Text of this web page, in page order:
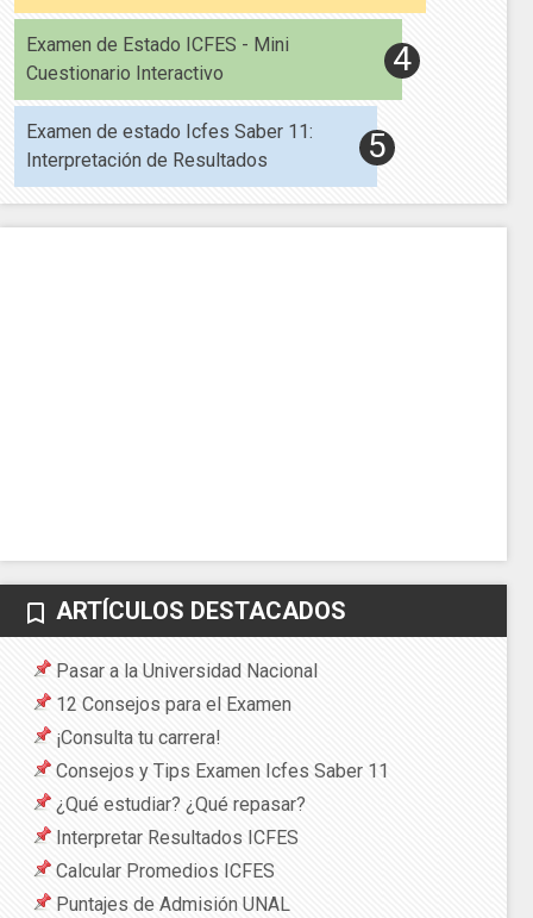
Examen de Estado ICFES - Mini
Cuestionario Interactivo
Examen de estado Icfes Saber 11:
Interpretación de Resultados
bookmark_border ARTÍCULOS DESTACADOS
Pasar a la Universidad Nacional
12 Consejos para el Examen
¡Consulta tu carrera!
Consejos y Tips Examen Icfes Saber 11
¿Qué estudiar? ¿Qué repasar?
Interpretar Resultados ICFES
Calcular Promedios ICFES
Puntajes de Admisión UNAL